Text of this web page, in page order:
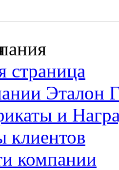
страница
Эталон
и
клиентов
компании